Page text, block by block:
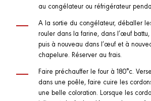
au congélateur ou réfrigérateur
A la sortie du congélateur, déballer
rouler dans la farine, dans l’œuf
puis à nouveau dans l’œuf et à
chapelure. Réserver au frais.
Faire préchauffer le four à 180°c.
dans une poêle, faire cuire les
une belle coloration. Lorsque les